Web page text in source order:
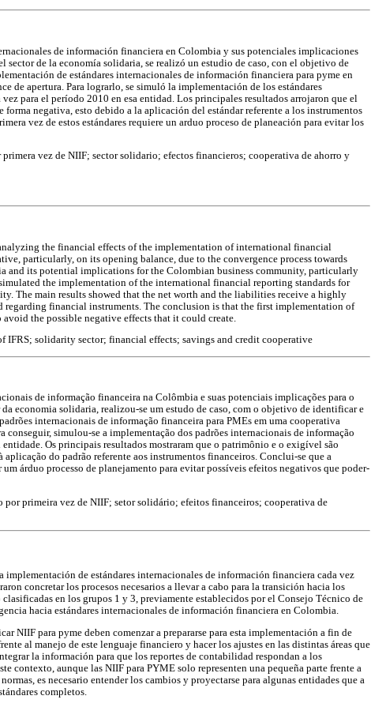
de información financiera en Colombia y sus potenciales implicaciones
sector de la economía solidaria, se realizó un estudio de caso, con el objetivo de
de estándares internacionales de información financiera para pyme en
de apertura. Para lograrlo, se simuló la implementación de los estándares
para el período 2010 en esa entidad. Los principales resultados arrojaron que el
negativa, esto debido a la aplicación del estándar referente a los instrumentos
vez de estos estándares requiere un arduo proceso de planeación para evitar los
vez de NIIF; sector solidario; efectos financieros; cooperativa de ahorro y
the financial effects of the implementation of international financial
particularly, on its opening balance, due to the convergence process towards
and its potential implications for the Colombian business community, particularly
the implementation of the international financial reporting standards for
The main results showed that the net worth and the liabilities receive a highly
financial instruments. The conclusion is that the first implementation of
the possible negative effects that it could create.
IFRS; solidarity sector; financial effects; savings and credit cooperative
de informação financeira na Colômbia e suas potenciais implicações para o
economia solidaria, realizou-se um estudo de caso, com o objetivo de identificar e
internacionais de informação financeira para PMEs em uma cooperativa
conseguir, simulou-se a implementação dos padrões internacionais de informação
Os principais resultados mostraram que o patrimônio e o exigível são
do padrão referente aos instrumentos financeiros. Conclui-se que a
árduo processo de planejamento para evitar possíveis efeitos negativos que poder-
por primeira vez de NIIF; setor solidário; efeitos financeiros; cooperativa de
implementación de estándares internacionales de información financiera cada vez
concretar los procesos necesarios a llevar a cabo para la transición hacia los
clasificadas en los grupos 1 y 3, previamente establecidos por el Consejo Técnico de
hacia estándares internacionales de información financiera en Colombia.
NIIF para pyme deben comenzar a prepararse para esta implementación a fin de
al manejo de este lenguaje financiero y hacer los ajustes en las distintas áreas que
la información para que los reportes de contabilidad respondan a los
contexto, aunque las NIIF para PYME solo representen una pequeña parte frente a
es necesario entender los cambios y proyectarse para algunas entidades que a
completos.